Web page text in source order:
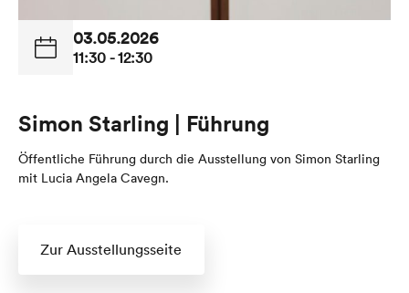
03.05.2026
11:30 - 12:30
Simon Starling | Führung
Öffentliche Führung durch die Ausstellung von Simon Starling
mit Lucia Angela Cavegn.
Zur Ausstellungsseite